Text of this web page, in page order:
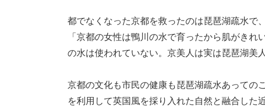
都でなくなった京都を救ったのは琵琶湖疏水で
「京都の女性は鴨川の水で育ったから肌がきれ
の水は使われていない。京美人は実は琵琶湖美
京都の文化も市民の健康も琵琶湖疏水あっての
を利用して英国風を採り入れた自然と融合した